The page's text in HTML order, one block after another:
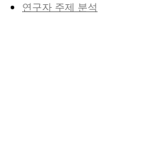
연구자 주제 분석